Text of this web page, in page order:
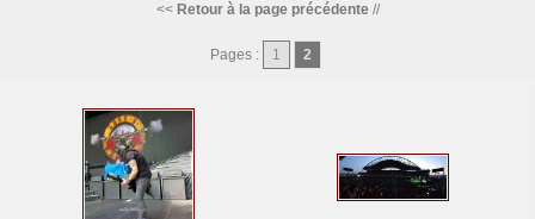
<< Retour à la page précédente//
Pages : 1 2